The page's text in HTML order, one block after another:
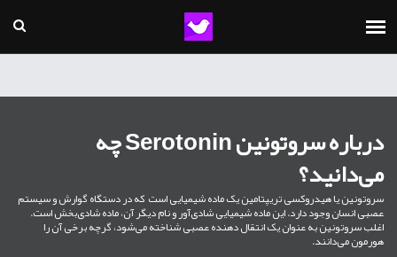
درباره سروتونین Serotonin چه
می‌دانید؟
سروتونین یا هیدروکسی تریپتامین یک ماده شیمیایی است که در دستگاه گوارش و سیستم
عصبی انسان وجود دارد. این ماده شیمیایی شادی‌آور و نام دیگر آن، ماده شادی‌بخش است.
اغلب سروتونین به عنوان یک انتقال دهنده عصبی شناخته می‌شود، گرچه برخی آن را
هورمون می‌دانند.